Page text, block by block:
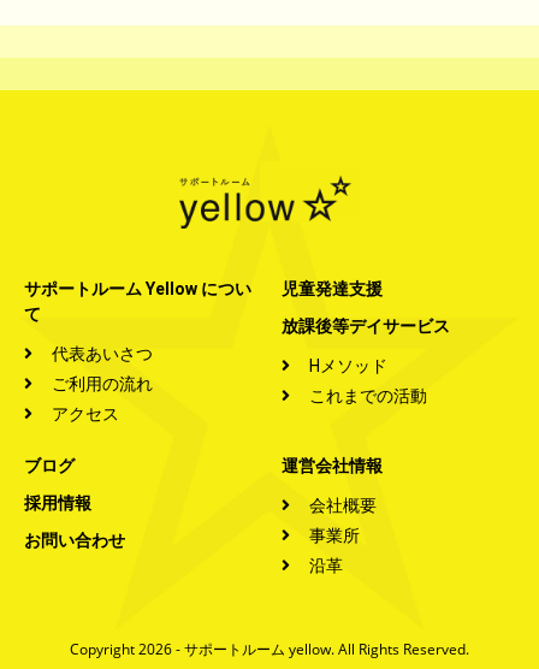
サポートルーム Yellow につい
て
代表あいさつ
ご利用の流れ
アクセス
児童発達支援
放課後等デイサービス
Hメソッド
これまでの活動
ブログ
採用情報
お問い合わせ
運営会社情報
会社概要
事業所
沿革
Copyright 2026 - サポートルーム yellow. All Rights Reserved.